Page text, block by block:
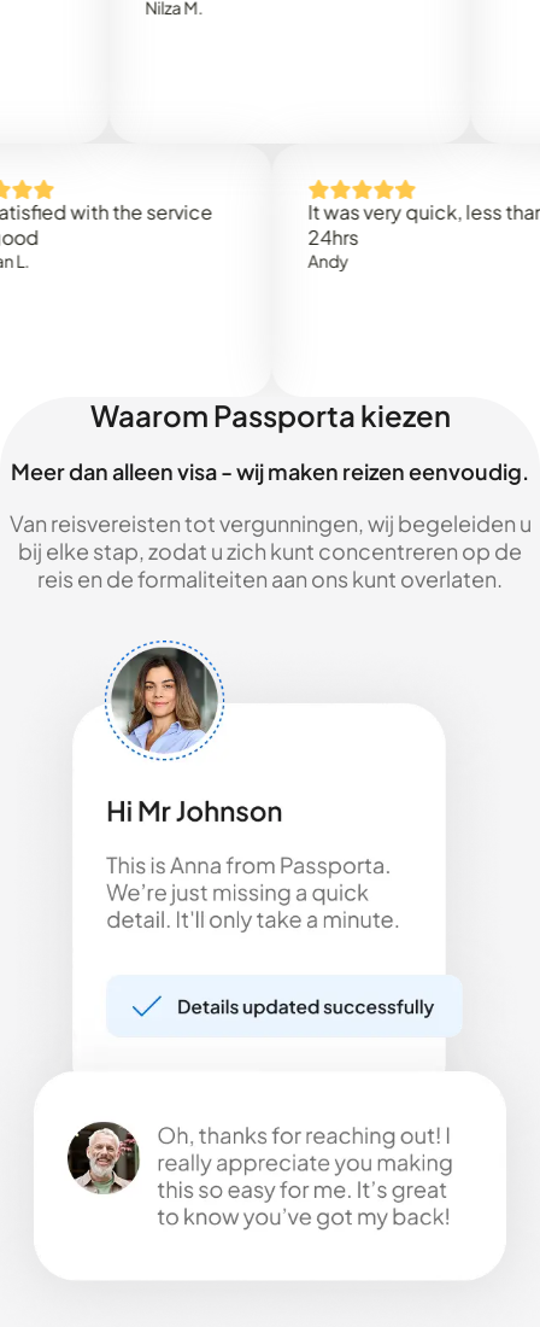
with the service
It was very quick, less than
Waarom Passporta kiezen
Meer dan alleen visa - wij maken reizen eenvoudig.
Van reisvereisten tot vergunningen, wij begeleiden u
bij elke stap, zodat u zich kunt concentreren op de
reis en de formaliteiten aan ons kunt overlaten.